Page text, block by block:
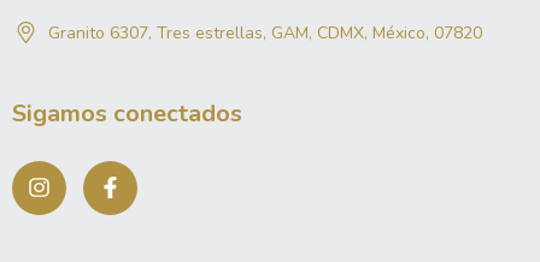
Granito 6307, Tres estrellas, GAM, CDMX, México, 07820
Sigamos conectados